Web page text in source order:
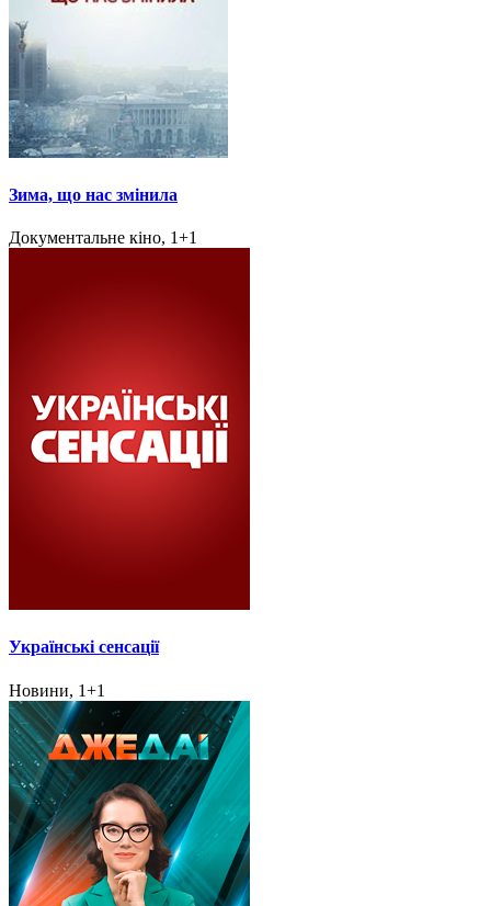
Зима, що нас змінила
Документальне кіно, 1+1
Українські сенсації
Новини, 1+1